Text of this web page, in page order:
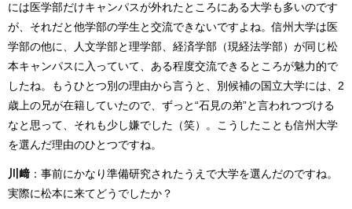
には医学部だけキャンパスが外れたところにある大学も多いのです
が、それだと他学部の学生と交流できないですよね。信州大学は医
学部の他に、人文学部と理学部、経済学部（現経法学部）が同じ松
本キャンパスに入っていて、ある程度交流できるところが魅力的で
したね。もうひとつ別の理由から言うと、別候補の国立大学には、2
歳上の兄が在籍していたので、ずっと“石見の弟”と言われつづける
なと思って、それも少し嫌でした（笑）。こうしたことも信州大学
を選んだ理由のひとつですね。
川﨑 ：事前にかなり準備研究されたうえで大学を選んだのですね。
実際に松本に来てどうでしたか？